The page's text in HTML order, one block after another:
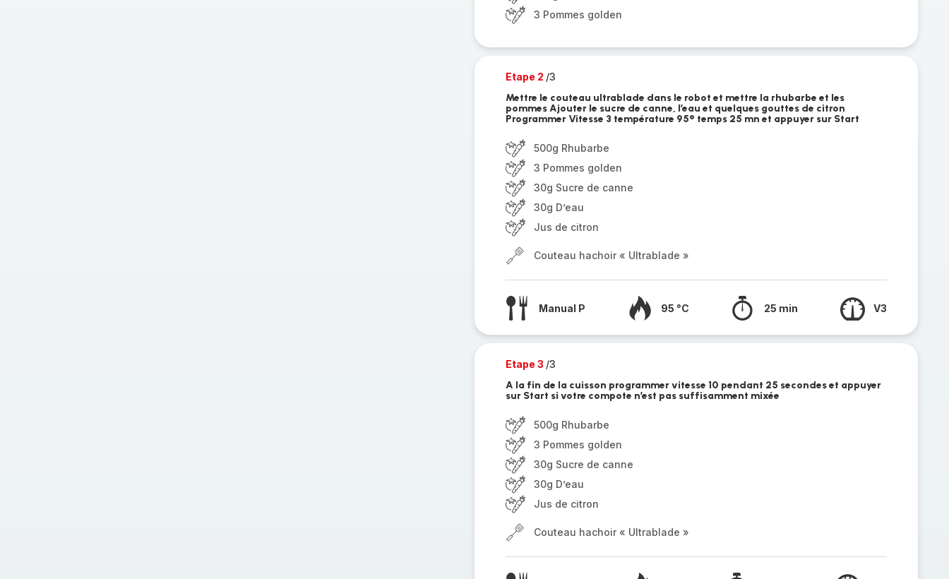
3 Pommes golden
Etape 2 /3
Mettre le couteau ultrablade dans le robot et mettre la rhubarbe et les
pommes Ajouter le sucre de canne, l’eau et quelques gouttes de citron
Programmer Vitesse 3 température 95° temps 25 mn et appuyer sur Start
500g Rhubarbe
3 Pommes golden
30g Sucre de canne
30g D’eau
Jus de citron
Couteau hachoir « Ultrablade »
Manual P 95 °C 25 min V3
Etape 3 /3
A la fin de la cuisson programmer vitesse 10 pendant 25 secondes et appuyer
sur Start si votre compote n’est pas suffisamment mixée
500g Rhubarbe
3 Pommes golden
30g Sucre de canne
30g D’eau
Jus de citron
Couteau hachoir « Ultrablade »